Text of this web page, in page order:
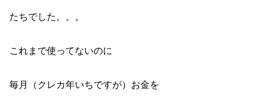
たちでした。。。
これまで使ってないのに
毎月（クレカ年いちですが）お金を